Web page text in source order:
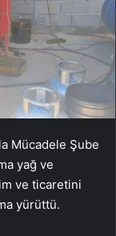
Mücadele Şube
yağ ve
ve ticaretini
yürüttü.